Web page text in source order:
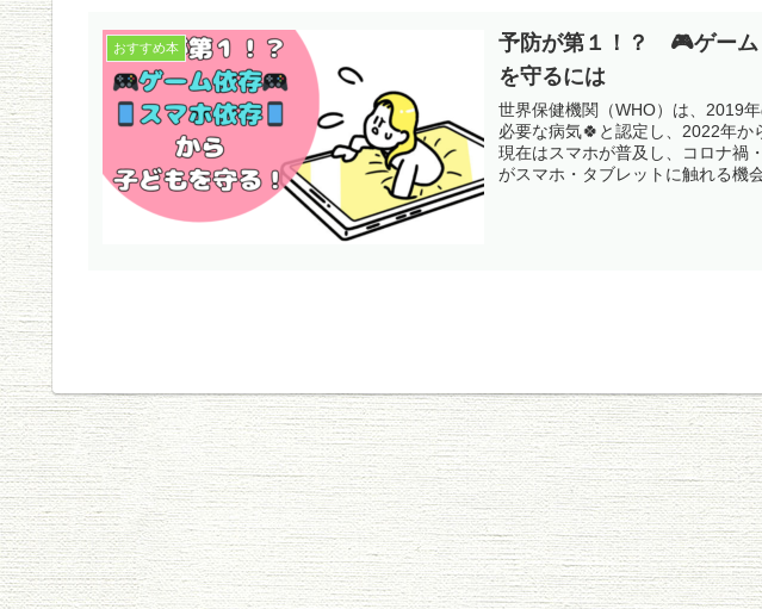
おすすめ本
予防が第１！？ 🎮ゲーム
を守るには
世界保健機関（WHO）は、2019
必要な病気🍀と認定し、2022年か
現在はスマホが普及し、コロナ禍
がスマホ・タブレットに触れる機